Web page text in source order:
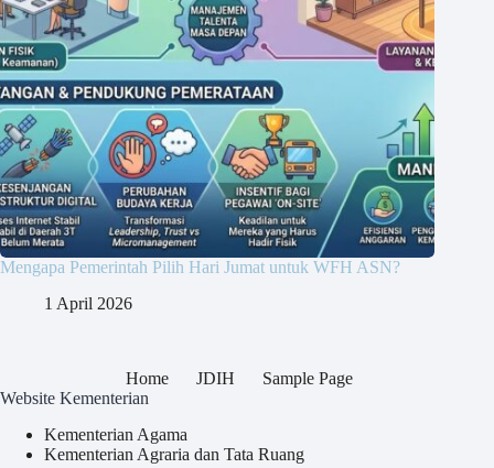
Mengapa Pemerintah Pilih Hari Jumat untuk WFH ASN?
1 April 2026
Home JDIH
Sample Page
Website Kementerian
Kementerian Agama
Kementerian Agraria dan Tata Ruang